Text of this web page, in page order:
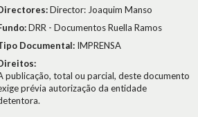
Director: Joaquim Manso
DRR - Documentos Ruella Ramos
Documental: IMPRENSA
publicação, total ou parcial, deste documento
prévia autorização da entidade